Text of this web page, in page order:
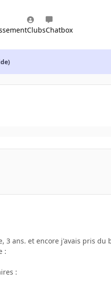
ClubsChatbox
3 ans. et encore j'avais pris du
:
: